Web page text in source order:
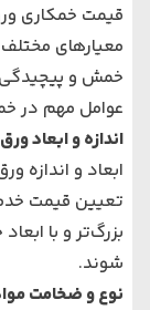
قیمت خمکاری
معیارهای
خمش و پیچیدگی
عوامل مهم در
اندازه و ابعاد ورق
ابعاد و اندازه
تعیین قیمت
بزرگ‌تر و با
شوند.
نوع و ضخامت